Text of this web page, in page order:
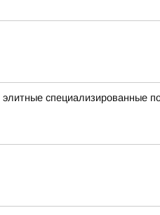
специализированные